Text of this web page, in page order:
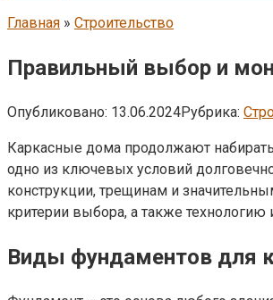
Главная » Строительство
Правильный выбор и
Опубликовано: 13.06.2024Рубрика:
Каркасные дома продолжают
одно из ключевых условий
конструкции, трещинам и
критерии выбора, а также технологию
Виды фундаментов для